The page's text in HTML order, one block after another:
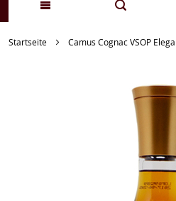
Zum
Startseite Camus Cognac VSOP